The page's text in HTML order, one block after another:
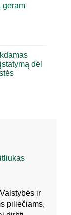
geram
dėl
ir
piliečiams,